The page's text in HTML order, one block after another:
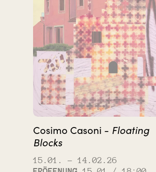
Cosimo Casoni - Floating
Blocks
15.01.
– 14.02.26